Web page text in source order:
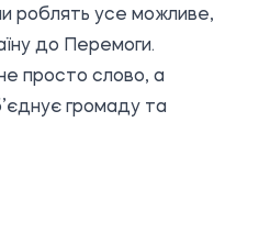
роблять усе можливе,
до Перемоги.
просто слово, а
громаду та